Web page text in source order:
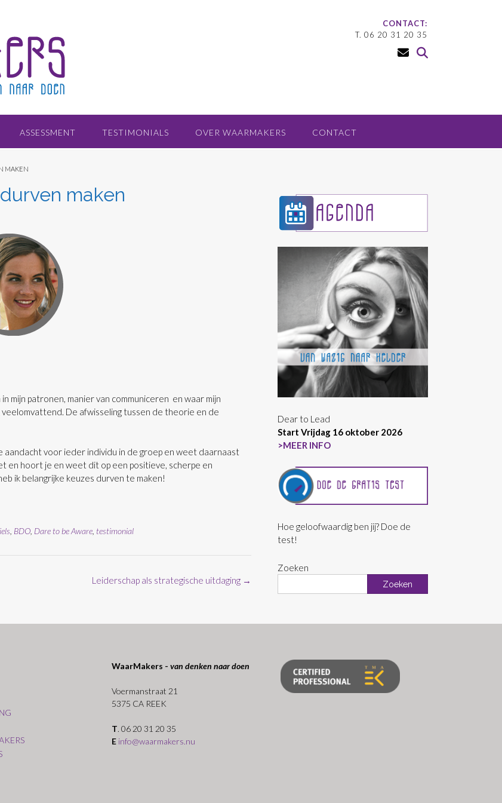
CONTACT:
T. 06 20 31 20 35
ASSESSMENT TESTIMONIALS OVER WAARMAKERS CONTACT
MAKEN
maken
mijn patronen, manier van communiceren en waar mijn
De afwisseling tussen de theorie en de
voor ieder individu in de groep en weet daarnaast
en hoort je en weet dit op een positieve, scherpe en
ik belangrijke keuzes durven te maken!
BDO Dare to be Aware testimonial
Leiderschap als strategische uitdaging →
Dear to Lead
Start Vrijdag 16 oktober 2026
>MEER INFO
Hoe geloofwaardig ben jij? Doe de
test!
Zoeken
Zoeken
WaarMakers -van denken naar doen
Voermanstraat 21
5375 CA REEK
T. 06 20 31 20 35
E info@waarmakers.nu